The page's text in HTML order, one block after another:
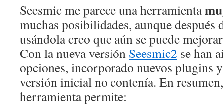
Seesmic me parece una herramienta
muchas posibilidades, aunque después
usándola creo que aún se puede
Con la nueva versión Seesmic2 se han
opciones, incorporado nuevos plugins
versión inicial no contenía. En
herramienta permite: